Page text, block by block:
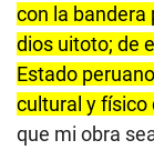
con la bandera
dios uitoto; de
Estado
cultural y físico
que mi obra